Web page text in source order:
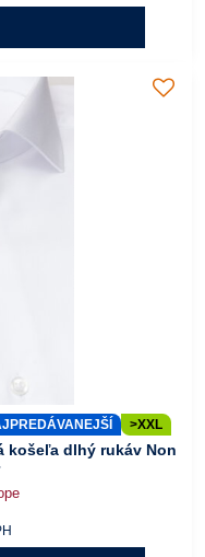
>XXL
košeľa dlhý rukáv Non